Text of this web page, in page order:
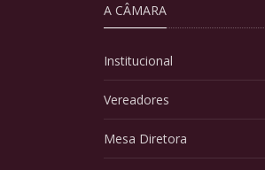
A CÂMARA
Institucional
Vereadores
Mesa Diretora